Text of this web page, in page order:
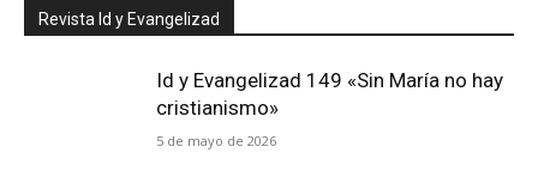
Revista Id y Evangelizad
Id y Evangelizad 149 «Sin María no hay
cristianismo»
5 de mayo de 2026